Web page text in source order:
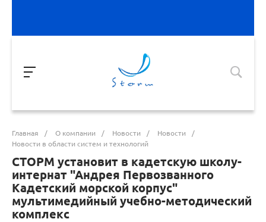
Главная / О компании / Новости / Новости
/
Новости в области систем и технологий
СТОРМ установит в кадетскую школу-
интернат "Андрея Первозванного
Кадетский морской корпус"
мультимедийный учебно-методический
комплекс